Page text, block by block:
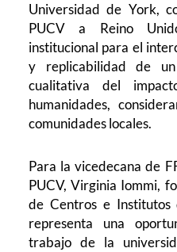
Universidad de York,
PUCV a Reino
institucional para el
y replicabilidad de
cualitativa del
humanidades,
comunidades locales.
Para la vicedecana de
PUCV, Virginia Iommi,
de Centros e Institutos
representa una
trabajo de la